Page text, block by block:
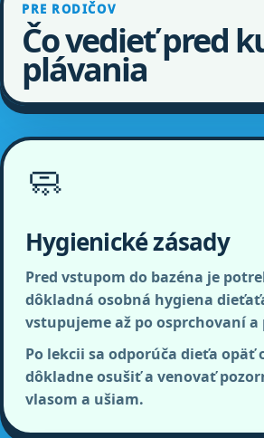
PRE RODIČOV
Čo vedieť pred
plávania
🧼
Hygienické zásady
Pred vstupom do bazéna je
dôkladná osobná hygiena
vstupujeme až po osprchovaní a
Po lekcii sa odporúča dieťa opäť
dôkladne osušiť a venovať
vlasom a ušiam.